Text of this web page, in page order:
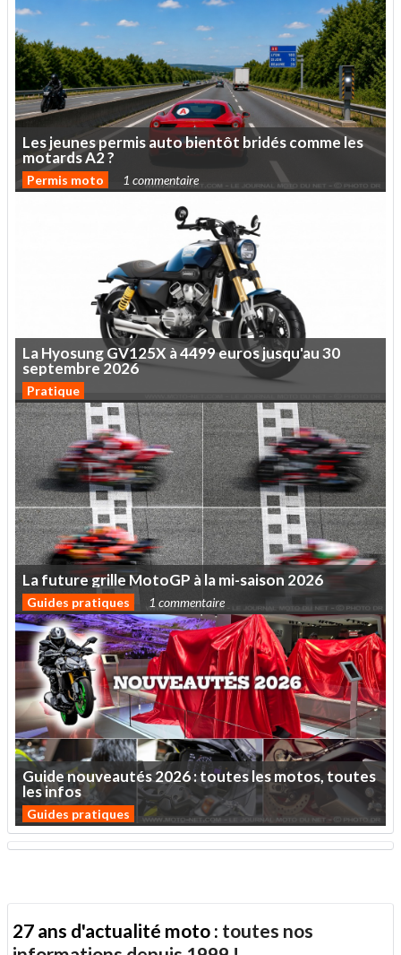
Lesjeunespermisautobientôt bridéscommeles
motardsA2?
Permis moto 1 commentaire
LaHyosungGV125X à4499eurosjusqu'au30
septembre 2026
Pratique
Lafuturegrille MotoGP àlami-saison 2026
Guides pratiques 1 commentaire
Guidenouveautés2026:touteslesmotos,toutes
lesinfos
Guides pratiques
27 ans d'actualité moto : toutes nos